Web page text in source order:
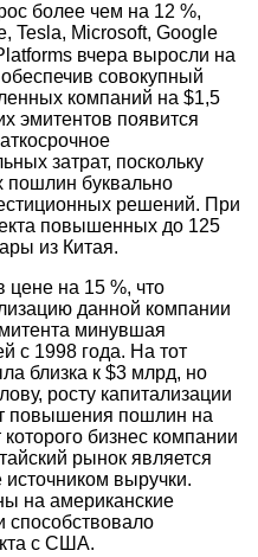
более чем на 12 %,
Tesla, Microsoft, Google
вчера выросли на
совокупный
компаний на $1,5
эмитентов появится
затрат, поскольку
пошлин буквально
решений. При
повышенных до 125
из Китая.
цене на 15 %, что
данной компании
минувшая
с 1998 года. На тот
близка к $3 млрд, но
росту капитализации
повышения пошлин на
бизнес компании
рынок является
выручки.
на американские
способствовало
с США.